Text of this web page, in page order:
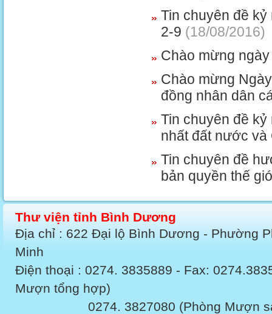
Tin chuyên đề
2-9 (18/08/2016)
Chào mừng
Chào mừng
đồng nhân dân
Tin chuyên đề kỷ
nhất đất nước và
Tin chuyên đề
bản quyền thế
Thư viện tỉnh Bình Dương
Địa chỉ : 622 Đại lộ Bình Dương - Phường
Minh
Điện thoại : 0274. 3835889 - Fax:
Mượn tổng hợp)
0274. 3827080 (Phòng Mượn sách